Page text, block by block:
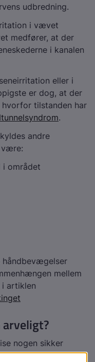
udbredning.
i vævet
medfører, at der
i kanalen
eller i
er dog, at der
tilstanden har
.
andre
være:
i området
håndbevægelser
mellem
i artiklen
nogen sikker